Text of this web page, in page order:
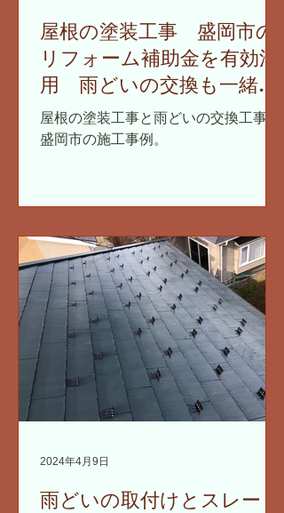
屋根の塗装工事 盛岡市の
リフォーム補助金を有効活
用 雨どいの交換も一緒に
まとめて
屋根の塗装工事と雨どいの交換工事。
盛岡市の施工事例。
雨どいの取付けとスレート
2024年4月9日